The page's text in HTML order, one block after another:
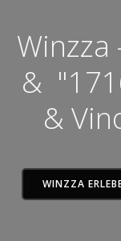
Winzza
&
&
WINZZA